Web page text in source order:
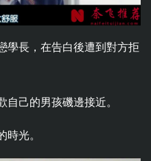
學長，在告白後遭到對方拒
己的男孩磯邊接近。
光。